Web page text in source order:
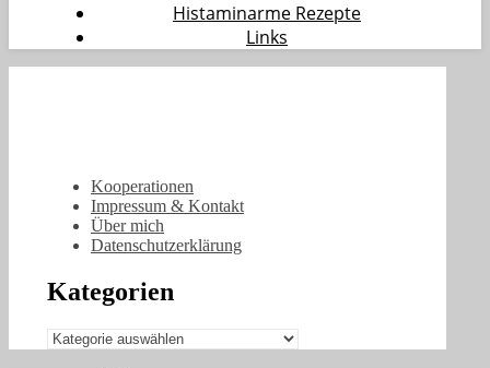
Histaminarme Rezepte
Links
Kooperationen
Impressum & Kontakt
Über mich
Datenschutzerklärung
Kategorien
Kategorien